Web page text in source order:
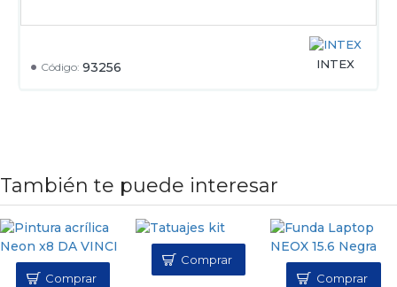
Código: 93256 INTEX
También te puede interesar
Comprar
Comprar
Comprar